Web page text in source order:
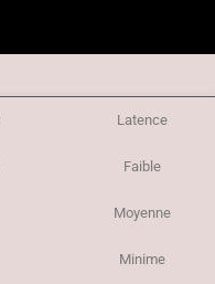
Latence
Faible
Moyenne
Minime